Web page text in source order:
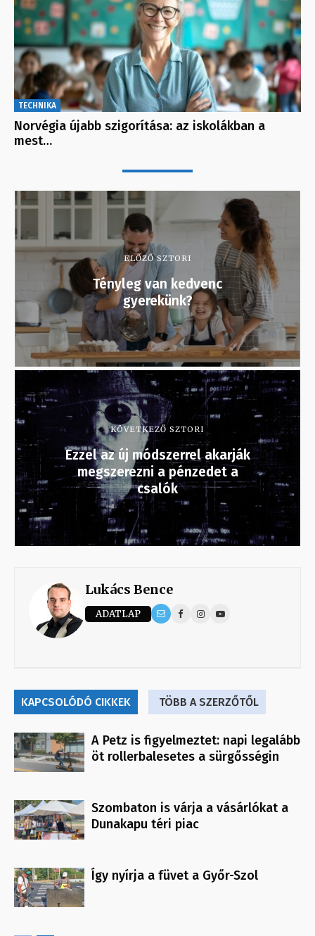
TECHNIKA
Norvégia újabb szigorítása: az iskolákban a
mest…
ELŐZŐ SZTORI
Tényleg van kedvenc
gyerekünk?
KÖVETKEZŐ SZTORI
Ezzel az új módszerrel akarják
megszerezni a pénzedet a
csalók
Lukács Bence
ADATLAP
KAPCSOLÓDÓ CIKKEK TÖBB A SZERZŐTŐL
A Petz is figyelmeztet: napi legalább
öt rollerbalesetes a sürgősségin
Szombaton is várja a vásárlókat a
Dunakapu téri piac
Így nyírja a füvet a Győr-Szol